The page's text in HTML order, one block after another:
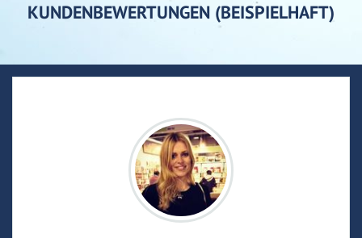
KUNDENBEWERTUNGEN (BEISPIELHAFT)